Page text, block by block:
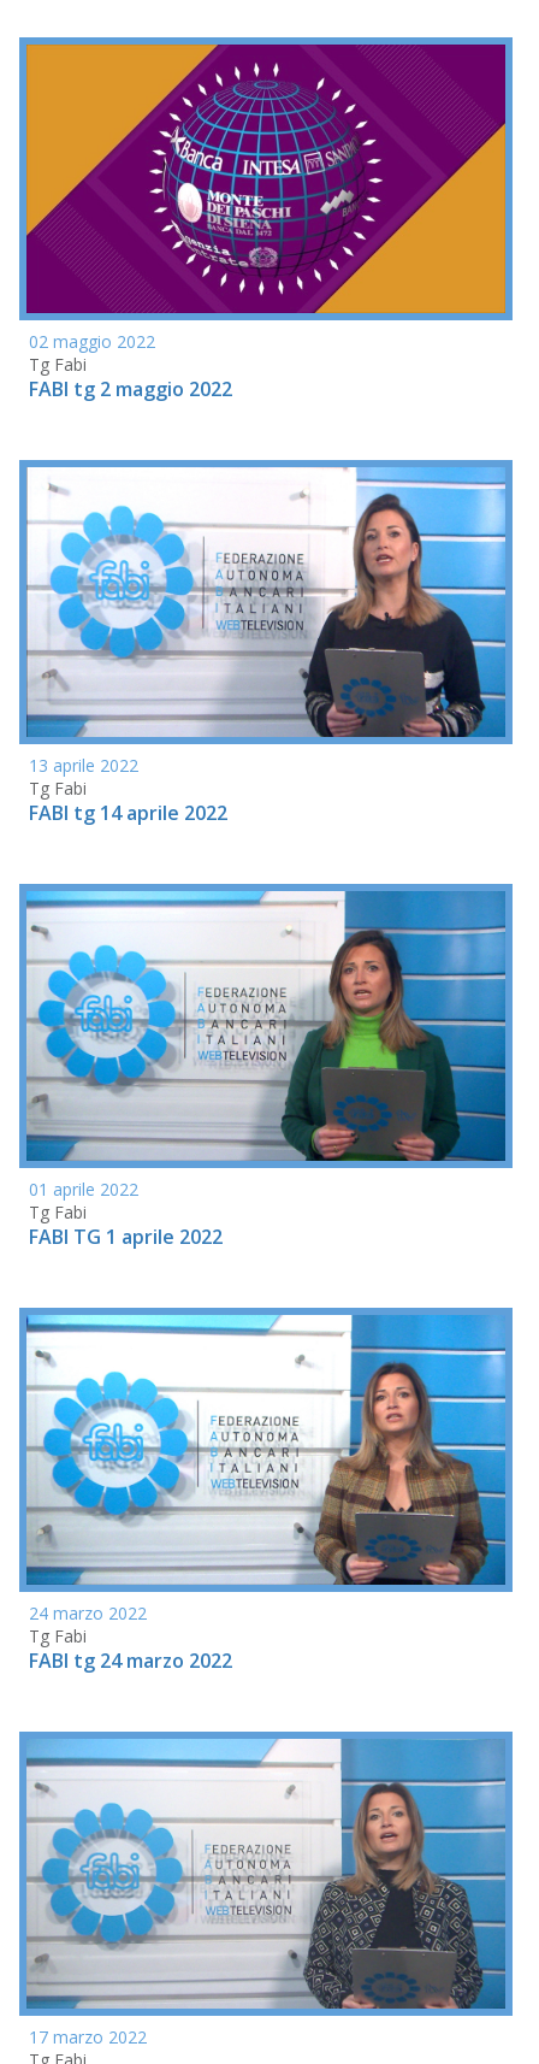
02 maggio 2022
Tg Fabi
FABI tg 2 maggio 2022
13 aprile 2022
Tg Fabi
FABI tg 14 aprile 2022
01 aprile 2022
Tg Fabi
FABI TG 1 aprile 2022
24 marzo 2022
Tg Fabi
FABI tg 24 marzo 2022
17 marzo 2022